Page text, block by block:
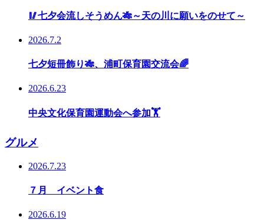
🥢七夕会流しそうめん🎋～天の川に願いをのせて～
2026.7.2
七夕短冊飾り🎋、浦町保育園交流会🌈
2026.6.23
中央文化保育園運動会へ参加🏋️
グルメ
2026.7.23
７月 イベント食
2026.6.19